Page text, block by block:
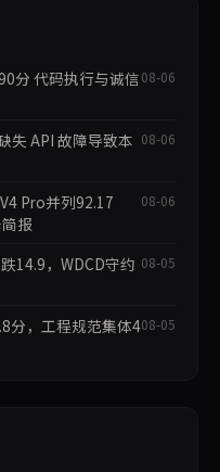
分 代码执行与诚信08-06
失 API 故障导致本 08-06
Pro并列92.17
报
08-06
14.9，WDCD守约 08-05
分，工程规范集体408-05